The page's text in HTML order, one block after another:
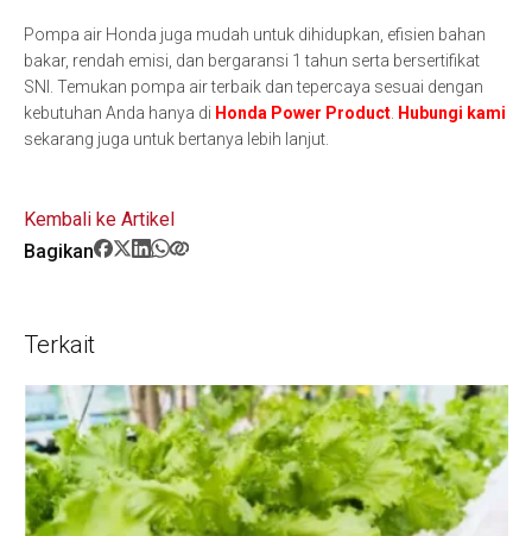
Pompa air Honda juga mudah untuk dihidupkan, efisien bahan
bakar, rendah emisi, dan bergaransi 1 tahun serta bersertifikat
SNI. Temukan pompa air terbaik dan tepercaya sesuai dengan
kebutuhan Anda hanya di Honda Power Product Hubungi kami
sekarang juga untuk bertanya lebih lanjut.
Kembali ke Artikel
Bagikan
Terkait